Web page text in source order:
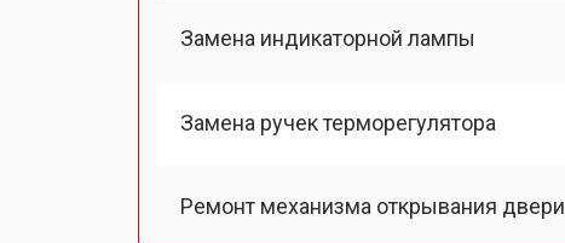
Замена индикаторной лампы
Замена ручек терморегулятора
Ремонт механизма открывания двери